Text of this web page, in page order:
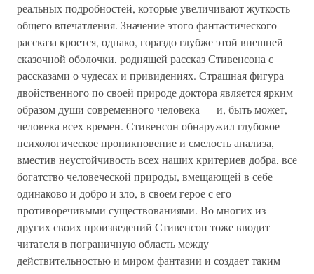
реальных подробностей, которые увеличивают жуткость
общего впечатления. Значение этого фантастического
рассказа кроется, однако, гораздо глубже этой внешней
сказочной оболочки, роднящей рассказ Стивенсона с
рассказами о чудесах и привидениях. Страшная фигура
двойственного по своей природе доктора является ярким
образом души современного человека — и, быть может,
человека всех времен. Стивенсон обнаружил глубокое
психологическое проникновение и смелость анализа,
вместив неустойчивость всех наших критериев добра, все
богатство человеческой природы, вмещающей в себе
одинаково и добро и зло, в своем герое с его
противоречивыми существованиями. Во многих из
других своих произведений Стивенсон тоже вводит
читателя в пограничную область между
действительностью и миром фантазии и создает таким